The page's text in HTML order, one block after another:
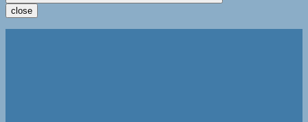
close